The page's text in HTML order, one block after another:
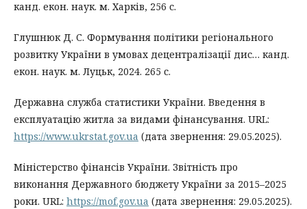
канд. екон. наук. м. Харків, 256 с.
Глушнюк Д. С. Формування політики регіонального
розвитку України в умовах децентралізації дис… канд.
екон. наук. м. Луцьк, 2024. 265 с.
Державна служба статистики України. Введення в
експлуатацію житла за видами фінансування. URL:
https://www.ukrstat.gov.ua (дата звернення: 29.05.2025).
Міністерство фінансів України. Звітність про
виконання Державного бюджету України за 2015–2025
роки. URL: https://mof.gov.ua (дата звернення: 29.05.2025).